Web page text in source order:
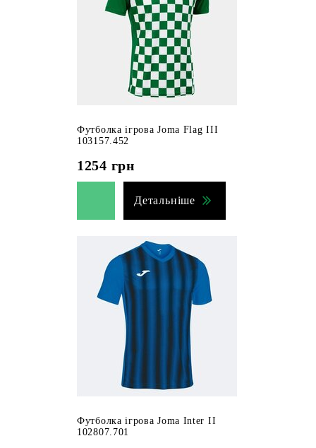
Футболка ігрова Joma Flag III
103157.452
1254 грн
Детальніше
Футболка ігрова Joma Inter II
102807.701